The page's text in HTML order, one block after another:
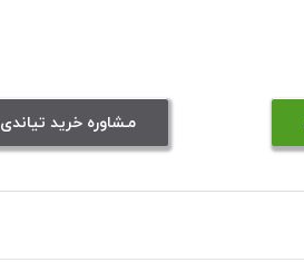
مـشاوره خرید تیاندی